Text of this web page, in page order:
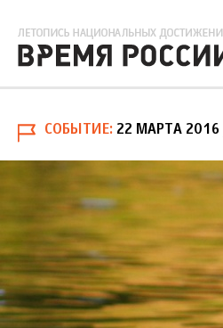
СОБЫТИЕ 22 МАРТА 2016